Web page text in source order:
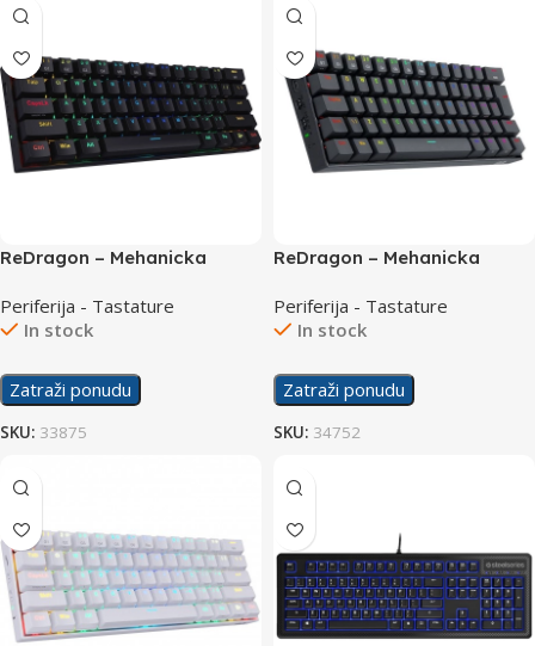
ReDragon – Mehanicka
Draconic Pro K530 Bluetooth
Black
Periferija - Tastature
In stock
Zatraži ponudu
SKU: 33875
ReDragon – Mehanicka
Draconic Pro K530 Bluetooth
Black Brown Switch
Periferija - Tastature
In stock
Zatraži ponudu
SKU: 34752